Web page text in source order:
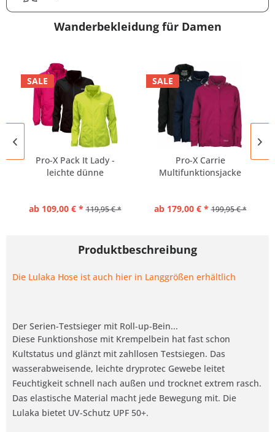
Wanderbekleidung für Damen
SALE
Pro-X Pack It Lady -
leichte dünne
ab 109,00 € * 119,95 € *
SALE
Pro-X Carrie
Multifunktionsjacke
ab 179,00 € * 199,95 € *
Produktbeschreibung
Die Lulaka Hose ist auch hier in Langgrößen erhältlich
Der Serien-Testsieger mit Roll-up-Bein...
Diese Funktionshose mit Krempelbein hat fast schon
Kultstatus und glänzt mit zahllosen Testsiegen. Das
wasserabweisende, leichte dryprotec Gewebe leitet
Feuchtigkeit schnell nach außen und trocknet extrem rasch.
Das elastische Material macht jede Bewegung mit. Die
Lulaka bietet UV-Schutz UPF 50+.